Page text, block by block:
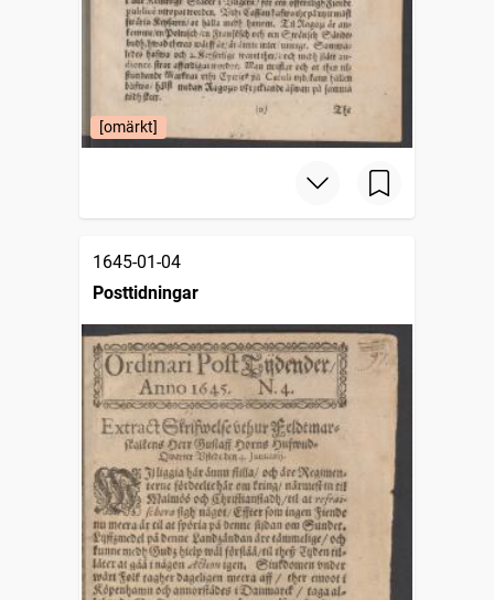
[omärkt]
1645-01-04
Posttidningar